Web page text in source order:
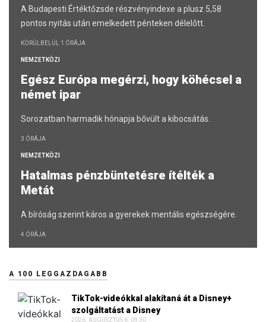
A Budapesti Értéktőzsde részvényindexe a plusz 5,58
pontos nyitás után emelkedett pénteken délelőtt.
KÖRÜLBELÜL 1 ÓRÁJA
NEMZETKÖZI
Egész Európa megérzi, hogy köhécsel a
német ipar
Sorozatban harmadik hónapja bővült a kibocsátás.
3 ÓRÁJA
NEMZETKÖZI
Hatalmas pénzbüntetésre ítélték a
Metát
A bíróság szerint káros a gyerekek mentális egészségére.
4 ÓRÁJA
A 100 LEGGAZDAGABB
TikTok-videókkal alakítaná át a Disney+
szolgáltatást a Disney
2026. AUGUSZTUS 6. 09:30